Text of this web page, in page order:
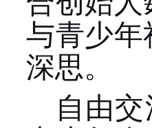
与青少年
深思。
自由